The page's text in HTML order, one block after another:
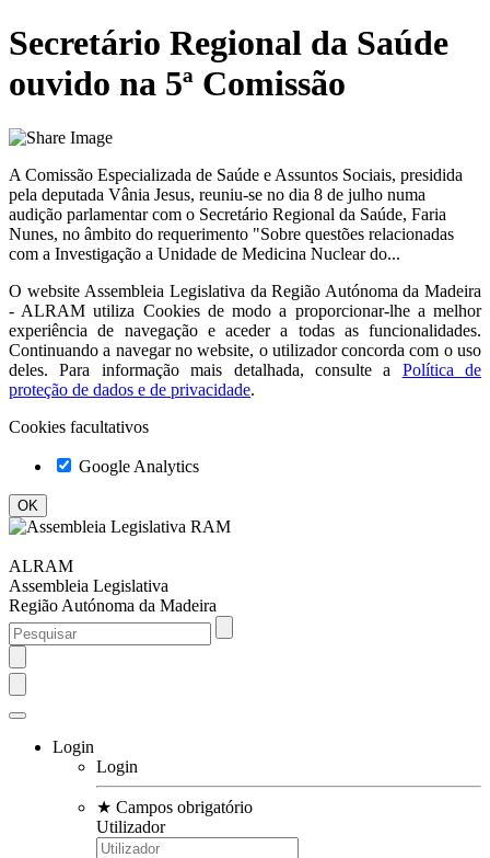
Secretário Regional da Saúde
ouvido na 5ª Comissão
A Comissão Especializada de Saúde e Assuntos Sociais, presidida
pela deputada Vânia Jesus, reuniu-se no dia 8 de julho numa
audição parlamentar com o Secretário Regional da Saúde, Faria
Nunes, no âmbito do requerimento "Sobre questões relacionadas
com a Investigação a Unidade de Medicina Nuclear do...
O website Assembleia Legislativa da Região Autónoma da Madeira
- ALRAM utiliza Cookies de modo a proporcionar-lhe a melhor
experiência de navegação e aceder a todas as funcionalidades.
Continuando a navegar no website, o utilizador concorda com o uso
deles. Para informação mais detalhada, consulte a
Política de
proteção de dados e de privacidade.
Cookies facultativos
Google Analytics
ALRAM
Assembleia Legislativa
Região Autónoma da Madeira
Login
Login
★ Campos obrigatório
Utilizador